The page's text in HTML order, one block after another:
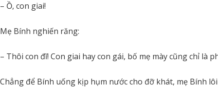
– Ồ, con giai!
Mẹ Bính nghiến răng:
– Thôi con đĩ! Con giai hay con gái, bố mẹ mày cũng chỉ là
Chẳng để Bính uống kịp hụm nước cho đỡ khát, mẹ Bính